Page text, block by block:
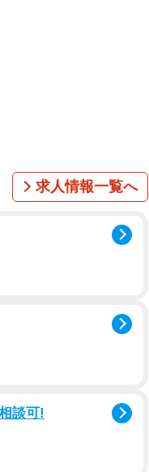
求人情報一覧へ
談可!